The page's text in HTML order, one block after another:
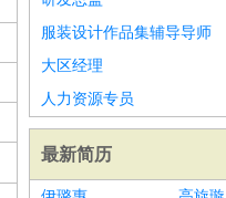
服装设计作品集辅导导师
大区经理
人力资源专员
最新简历